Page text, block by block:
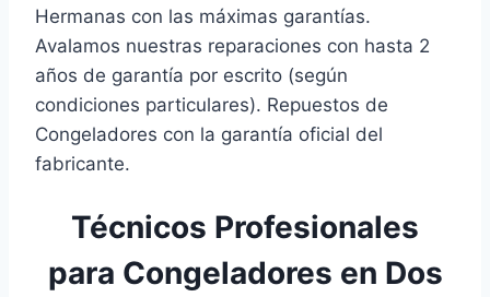
Hermanas con las máximas garantías.
Avalamos nuestras reparaciones con hasta 2
años de garantía por escrito (según
condiciones particulares). Repuestos de
Congeladores con la garantía oficial del
fabricante.
Técnicos Profesionales
para Congeladores en Dos